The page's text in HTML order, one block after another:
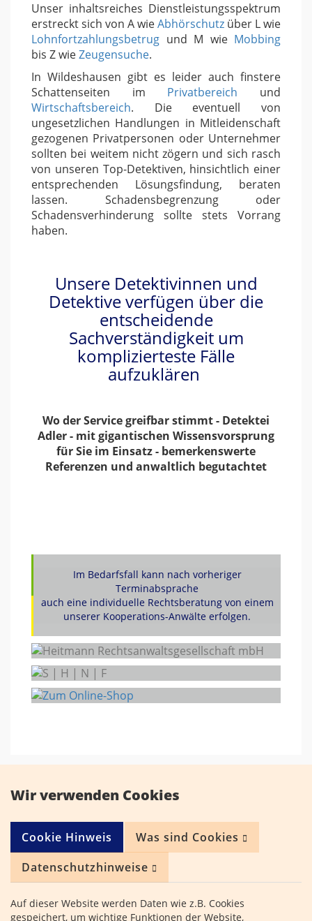
Unser inhaltsreiches Dienstleistungsspektrum
erstreckt sich von A wieAbhörschutz über L wie
Lohnfortzahlungsbetrug und M wie Mobbing
bis Z wieZeugensuche.
In Wildeshausen gibt es leider auch finstere
Schattenseiten im Privatbereich und
Wirtschaftsbereich. Die eventuell von
ungesetzlichen Handlungen in Mitleidenschaft
gezogenen Privatpersonen oder Unternehmer
sollten bei weitem nicht zögern und sich rasch
von unseren Top-Detektiven, hinsichtlich einer
entsprechenden Lösungsfindung, beraten
lassen. Schadensbegrenzung oder
Schadensverhinderung sollte stets Vorrang
haben.
Unsere Detektivinnen und
Detektive verfügen über die
entscheidende
Sachverständigkeit um
komplizierteste Fälle
aufzuklären
Wo der Service greifbar stimmt - Detektei
Adler - mit gigantischen Wissensvorsprung
für Sie im Einsatz - bemerkenswerte
Referenzen und anwaltlich begutachtet
Im Bedarfsfall kann nach vorheriger
Terminabsprache
auch eine individuelle Rechtsberatung von einem
unserer Kooperations-Anwälte erfolgen.
Kontakt
Servicenummer -
kostenfreie Erstberatung
0421 - 15 2 51
Adler Detektei
Wir verwenden Cookies
Cookie Hinweis
Was sind Cookies
Datenschutzhinweise
Auf dieser Website werden Daten wie z.B. Cookies
gespeichert, um wichtige Funktionen der Website,